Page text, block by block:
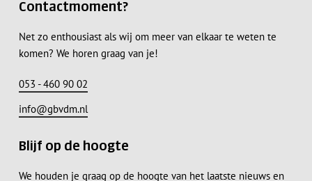
Contactmoment?
Net zo enthousiast als wij om meer van elkaar te weten te
komen? We horen graag van je!
053 - 460 90 02
info@gbvdm.nl
Blijf op de hoogte
We houden je graag op de hoogte van het laatste nieuws en